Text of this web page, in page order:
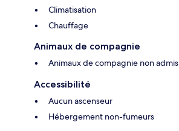
Climatisation
Chauffage
Animaux de compagnie
Animaux de compagnie non admis
Accessibilité
Aucun ascenseur
Hébergement non-fumeurs